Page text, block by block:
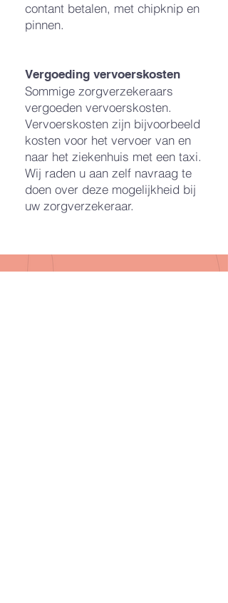
contant betalen, met chipknip en
pinnen.
Vergoeding vervoerskosten
Sommige zorgverzekeraars
vergoeden vervoerskosten.
Vervoerskosten zijn bijvoorbeeld
kosten voor het vervoer van en
naar het ziekenhuis met een taxi.
Wij raden u aan zelf navraag te
doen over deze mogelijkheid bij
uw zorgverzekeraar.